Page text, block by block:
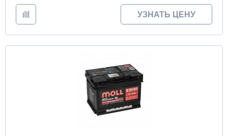
УЗНАТЬ ЦЕНУ